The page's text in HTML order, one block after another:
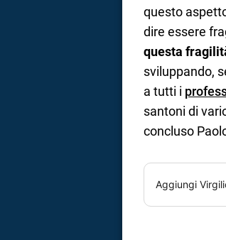
questo
dire essere
questa
sviluppando,
a tutti i
santoni di
concluso
Aggiungi